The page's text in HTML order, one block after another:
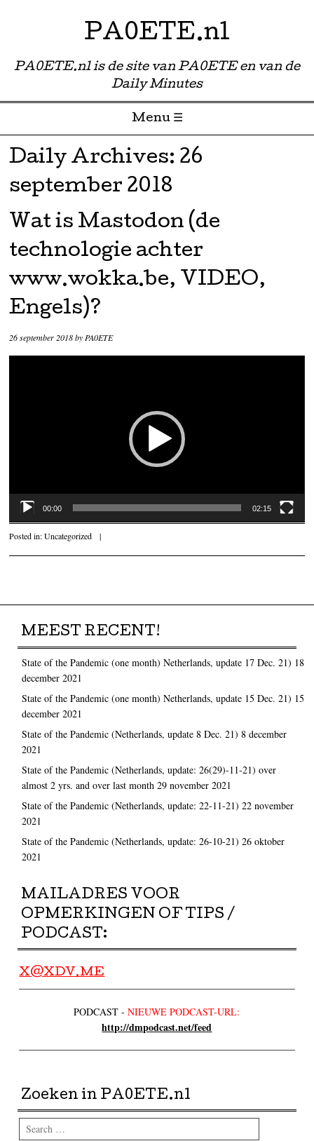
PA0ETE.nl
PA0ETE.nl is de site van PA0ETE en van de
Daily Minutes
Menu ☰
Skip to content
Daily Archives: 26
september 2018
Wat is Mastodon (de
technologie achter
www.wokka.be, VIDEO,
Engels)?
26 september 2018byPA0ETE
00:00 02:15
Posted in:Uncategorized |
MEEST RECENT!
State of the Pandemic (one month) Netherlands, update 17 Dec. 21) 18
december 2021
State of the Pandemic (one month) Netherlands, update 15 Dec. 21) 15
december 2021
State of the Pandemic (Netherlands, update 8 Dec. 21) 8 december
2021
State of the Pandemic (Netherlands, update: 26(29)-11-21) over
almost 2 yrs. and over last month 29 november 2021
State of the Pandemic (Netherlands, update: 22-11-21) 22 november
2021
State of the Pandemic (Netherlands, update: 26-10-21) 26 oktober
2021
MAILADRES VOOR
OPMERKINGEN OF TIPS /
PODCAST:
X@XDV.ME
PODCAST -NIEUWE PODCAST-URL:
http://dmpodcast.net/feed
Zoeken in PA0ETE.nl
Search